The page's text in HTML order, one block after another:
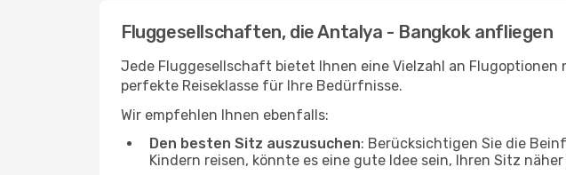
Fluggesellschaften, die Antalya - Bangkok anfliegen
Jede Fluggesellschaft bietet Ihnen eine Vielzahl an Flugoptionen
perfekte Reiseklasse für Ihre Bedürfnisse.
Wir empfehlen Ihnen ebenfalls:
Den besten Sitz auszusuchen: Berücksichtigen Sie die
Kindern reisen, könnte es eine gute Idee sein, Ihren Sitz